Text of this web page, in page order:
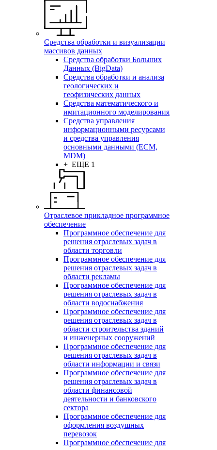
Средства обработки и визуализации
массивов данных
Средства обработки Больших
Данных (BigData)
Средства обработки и анализа
геологических и
геофизических данных
Средства математического и
имитационного моделирования
Средства управления
информационными ресурсами
и средства управления
основными данными (ECM,
MDM)
+ ЕЩЕ 1
Отраслевое прикладное программное
обеспечение
Программное обеспечение для
решения отраслевых задач в
области торговли
Программное обеспечение для
решения отраслевых задач в
области рекламы
Программное обеспечение для
решения отраслевых задач в
области водоснабжения
Программное обеспечение для
решения отраслевых задач в
области строительства зданий
и инженерных сооружений
Программное обеспечение для
решения отраслевых задач в
области информации и связи
Программное обеспечение для
решения отраслевых задач в
области финансовой
деятельности и банковского
сектора
Программное обеспечение для
оформления воздушных
перевозок
Программное обеспечение для